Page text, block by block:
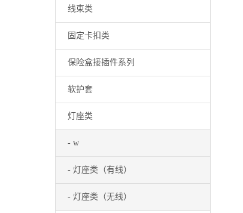
线束类
固定卡扣类
保险盒接插件系列
软护套
灯座类
- w
- 灯座类（有线）
- 灯座类（无线）